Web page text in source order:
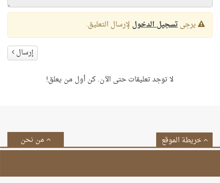
يرجىتسجيل الدخول لإرسال التعليق.
إرسال
لا توجد تعليقات حتى الآن. كن أول من يعلق!
من نحن خريطة الموقع